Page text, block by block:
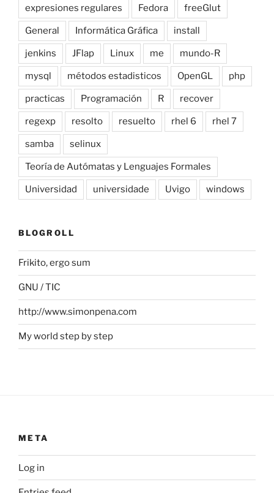
expresiones regulares Fedora freeGlut
General Informática Gráfica install
jenkins JFlap Linux me mundo-R
mysql métodos estadisticos OpenGL php
practicas Programación R recover
regexp resolto resuelto rhel 6 rhel 7
samba selinux
Teoría de Autómatas y Lenguajes Formales
Universidad universidade Uvigo windows
BLOGROLL
Frikito, ergo sum
GNU / TIC
http://www.simonpena.com
My world step by step
META
Log in